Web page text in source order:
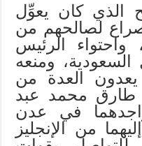
الذي كان يعوِّل
لصالحهم من
واحتواء الرئيس
ومنعه
العدة من
طارق محمد عبد
في عدن
من الإنجليز